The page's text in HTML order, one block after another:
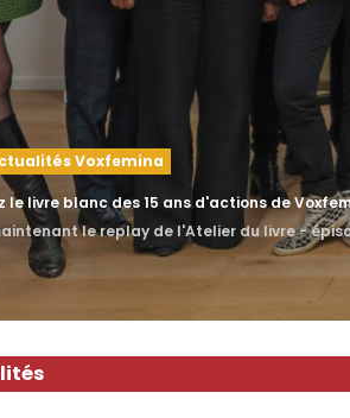
Voxfemina
le livre blanc des 15 ans d'actions de
le replay de l'Atelier du livre -